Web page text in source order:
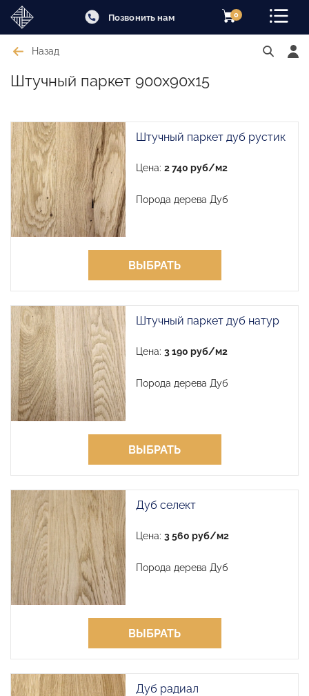
Позвонить нам 0
Назад
Штучный паркет 900х90х15
Штучный паркет дуб рустик
Цена:2 740 руб/м2
Порода дерева Дуб
ВЫБРАТЬ
Штучный паркет дуб натур
Цена:3 190 руб/м2
Порода дерева Дуб
ВЫБРАТЬ
Дуб селект
Цена:3 560 руб/м2
Порода дерева Дуб
ВЫБРАТЬ
Дуб радиал